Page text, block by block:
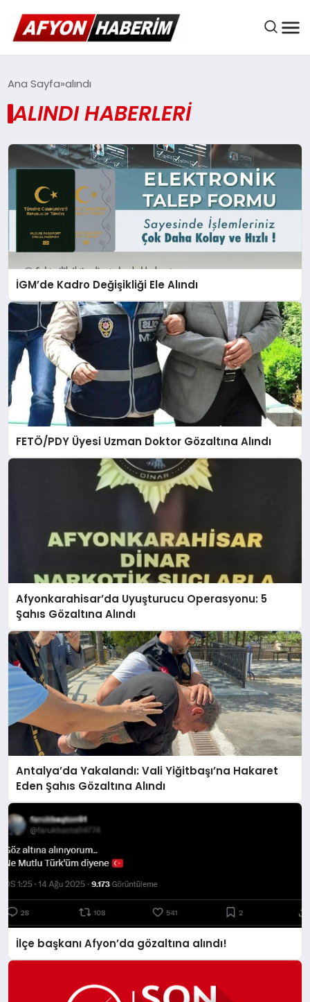
AFYON HABER
BELEDIYELER
EKONOMI
DÜNYA
SPOR
MAGAZIN
SAĞLIK
Ana Sayfa alındı
ALINDI HABERLERI
İGM’de Kadro Değişikliği Ele Alındı
FETÖ/PDY Üyesi Uzman Doktor Gözaltına Alındı
Afyonkarahisar’da Uyuşturucu Operasyonu: 5
Şahıs Gözaltına Alındı
Antalya’da Yakalandı: Vali Yiğitbaşı’na Hakaret
Eden Şahıs Gözaltına Alındı
İlçe başkanı Afyon’da gözaltına alındı!